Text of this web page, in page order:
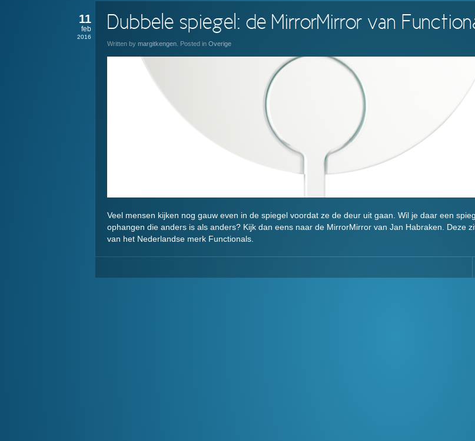
11
feb
2016
Dubbele spiegel: de MirrorMirror van
Written by margitkengen . Posted in Overige
Veel mensen kijken nog gauw even in de spiegel voordat ze de deur uit gaan. Wil je daar een
ophangen die anders is als anders? Kijk dan eens naar de MirrorMirror van Jan Habraken. Deze
van het Nederlandse merk Functionals.